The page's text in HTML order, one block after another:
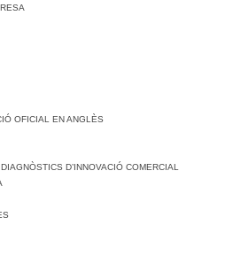
OFICIAL EN ANGLÈS
D’INNOVACIÓ COMERCIAL